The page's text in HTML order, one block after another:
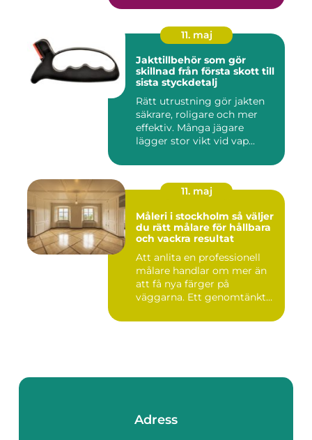
11. maj
Jakttillbehör som gör
skillnad från första skott till
sista styckdetalj
Rätt utrustning gör jakten
säkrare, roligare och mer
effektiv. Många jägare
lägger stor vikt vid vap...
11. maj
Måleri i stockholm så väljer
du rätt målare för hållbara
och vackra resultat
Att anlita en professionell
målare handlar om mer än
att få nya färger på
väggarna. Ett genomtänkt
Adress